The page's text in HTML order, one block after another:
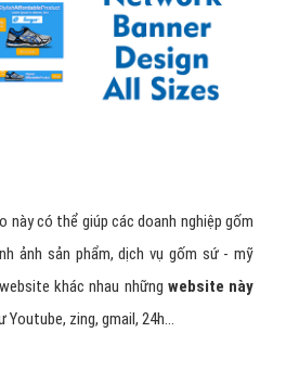
này có thể giúp các doanh nghiệp gốm
ảnh sản phẩm, dịch vụ gốm sứ - mỹ
khác nhau những website này
Youtube, zing, gmail, 24h...